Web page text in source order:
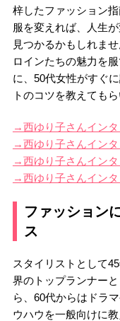
梓したファッション
服を変えれば、人生
見つかるかもしれま
ロインたちの魅力を
に、50代女性がすぐ
トのコツを教えても
→西ゆり子さんイン
→西ゆり子さんイン
→西ゆり子さんイン
→西ゆり子さんイン
ファッション
ス
スタイリストとして
界のトップランナー
ら、60代からはドラ
ウハウを一般向けに